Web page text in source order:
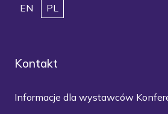
EN PL
Kontakt
Informacje dla wystawców